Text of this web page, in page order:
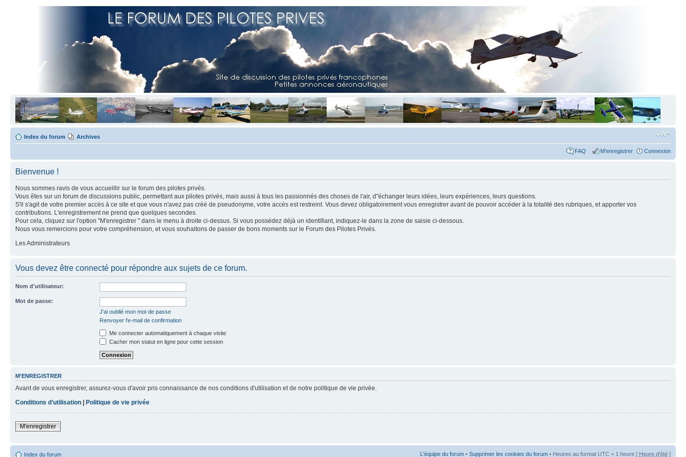
Index du forum Archives
FAQ M'enregistrer Connexion
Bienvenue !
Nous sommes ravis de vous accueillir sur le forum des pilotes privés.
Vous êtes sur un forum de discussions public, permettant aux pilotes privés, mais aussi à tous les passionnés des choses de l'air, d"échanger leurs idées, leurs expériences, leurs questions.
S'il s'agit de votre premier accès à ce site et que vous n'avez pas créé de pseudonyme, votre accès est restreint. Vous devez obligatoirement vous enregistrer avant de pouvoir accéder à la totalité des rubriques, et apporter vos
contributions. L'enregistrement ne prend que quelques secondes.
Pour cela, cliquez sur l'option "M'enregistrer " dans le menu à droite ci-dessus. Si vous possédez déjà un identifiant, indiquez-le dans la zone de saisie ci-dessous.
Nous vous remercions pour votre compréhension, et vous souhaitons de passer de bons moments sur le Forum des Pilotes Privés.
Les Administrateurs
Vous devez être connecté pour répondre aux sujets de ce forum.
Nom d'utilisateur:
Mot de passe:
J'ai oublié mon mot de passe
Renvoyer l'e-mail de confirmation
Me connecter automatiquement à chaque visite
Cacher mon statut en ligne pour cette session
M'ENREGISTRER
Avant de vous enregistrer, assurez-vous d'avoir pris connaissance de nos conditions d'utilisation et de notre politique de vie privée.
Conditions d'utilisation | Politique de vie privée
M'enregistrer
Index du forum L'équipe du forum • Supprimer les cookies du forum • Heures au format UTC + 1 heure [ Heure d'été ]